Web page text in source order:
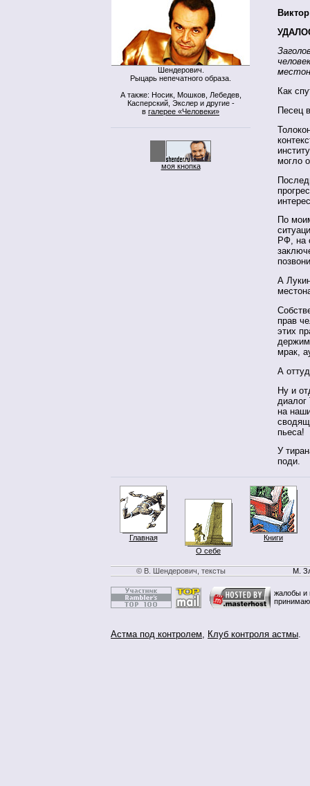
Шендерович.
Рыцарь непечатного образа.
А также: Носик, Мошков, Лебедев,
Касперский, Экслер и другие -
в галерее «Человеки»
моя кнопка
Как
Песец
могло
По
РФ, на
А
прав
этих
мрак,
А
Ну и
диалог
на
пьеса!
У
поди.
Главная
О себе
Книги
© В. Шендерович, тексты М.
жалобы и
Астма под контролем, Клуб контроля астмы.